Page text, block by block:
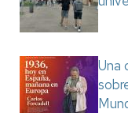
Una